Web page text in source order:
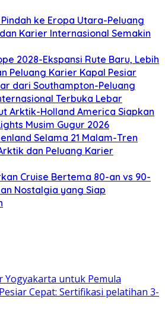
ke Eropa Utara-Peluang
Karier Internasional Semakin
2028-Ekspansi Rute Baru, Lebih
Peluang Karier Kapal Pesiar
dari Southampton-Peluang
Terbuka Lebar
Arktik-Holland America Siapkan
Musim Gugur 2026
Selama 21 Malam-Tren
dan Peluang Karier
Cruise Bertema 80-an vs 90-
Nostalgia yang Siap
Yogyakarta untuk Pemula
Cepat: Sertifikasi pelatihan 3-